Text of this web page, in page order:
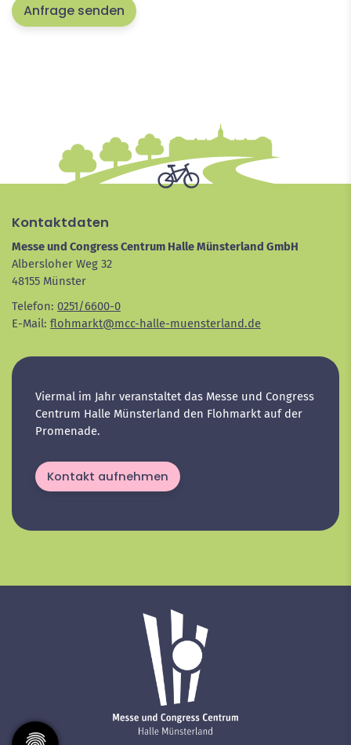
Kontaktdaten
Messe und Congress Centrum Halle Münsterland GmbH
Albersloher Weg 32
48155 Münster
Telefon: 0251/6600-0
E-Mail: flohmarkt@mcc-halle-muensterland.de
Viermal im Jahr veranstaltet das Messe und Congress
Centrum Halle Münsterland den Flohmarkt auf der
Promenade.
Kontakt aufnehmen